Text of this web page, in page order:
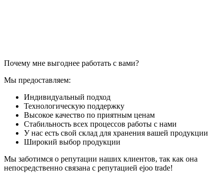
Почему мне выгоднее работать с вами?
Мы предоставляем:
Индивидуальный подход
Технологическую поддержку
Высокое качество по приятным ценам
Стабильность всех процессов работы с нами
У нас есть свой склад для хранения вашей продукции
Широкий выбор продукции
Мы заботимся о репутации наших клиентов, так как она
непосредственно связана с репутацией ejoo trade!